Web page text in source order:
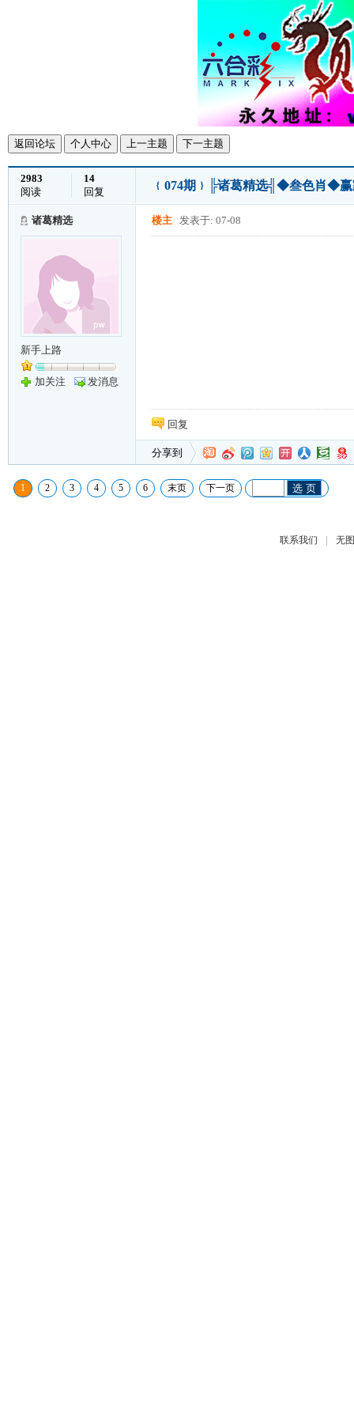
返回论坛 个人中心 上一主题 下一主题
2983
阅读
14
回复
﹛074期﹜╠诸葛精选╣◆叁色肖◆
诸葛精选
新手上路
加关注 发消息
楼主 发表于: 07-08
回复
分享到
1 2 3 4 5 6 末页 下一页 选 页
联系我们 | 无